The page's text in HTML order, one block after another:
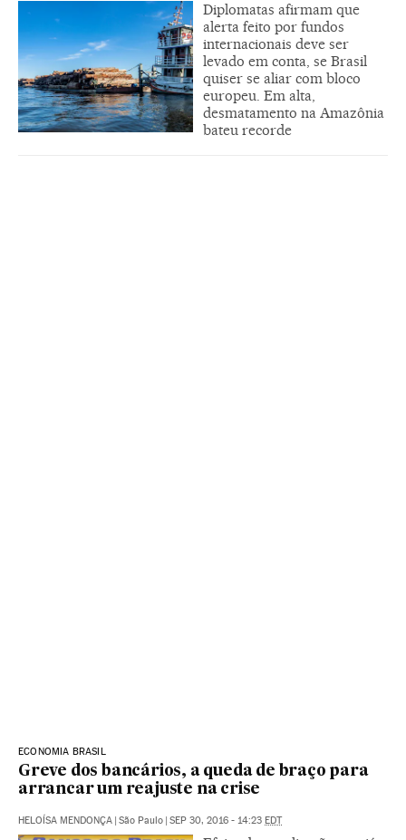
Diplomatas afirmam que
alerta feito por fundos
internacionais deve ser
levado em conta, se Brasil
quiser se aliar com bloco
europeu. Em alta,
desmatamento na Amazônia
bateu recorde
ECONOMIA BRASIL
Greve dos bancários, a queda de braço para
arrancar um reajuste na crise
HELOÍSA MENDONÇA São Paulo SEP 30, 2016 - 14:23 EDT